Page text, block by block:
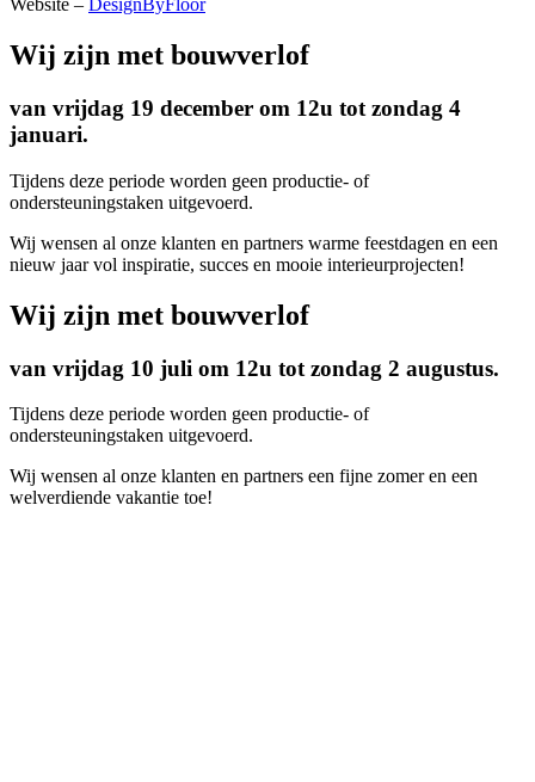
Website – DesignByFloor
Wij zijn met bouwverlof
van vrijdag 19 december om 12u tot zondag 4
januari.
Tijdens deze periode worden geen productie- of
ondersteuningstaken uitgevoerd.
Wij wensen al onze klanten en partners warme feestdagen en een
nieuw jaar vol inspiratie, succes en mooie interieurprojecten!
Wij zijn met bouwverlof
van vrijdag 10 juli om 12u tot zondag 2 augustus.
Tijdens deze periode worden geen productie- of
ondersteuningstaken uitgevoerd.
Wij wensen al onze klanten en partners een fijne zomer en een
welverdiende vakantie toe!